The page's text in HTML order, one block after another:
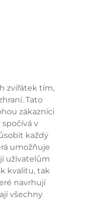
zvířátek tím,
Tato
zákazníci
v
každý
umožňuje
uživatelům
kvalitu, tak
navrhují
všechny